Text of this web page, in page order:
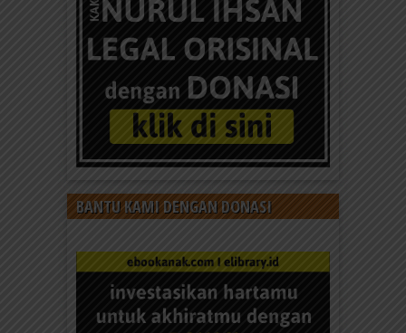
BANTU KAMI DENGAN DONASI